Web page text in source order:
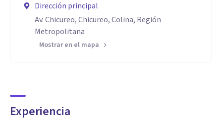
Dirección principal
Av. Chicureo, Chicureo, Colina, Región
Metropolitana
Mostrar en el mapa
Experiencia